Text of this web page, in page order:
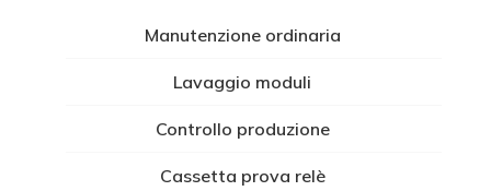
Manutenzione ordinaria
Lavaggio moduli
Controllo produzione
Cassetta prova relè